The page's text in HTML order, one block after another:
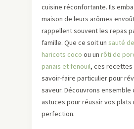
cuisine réconfortante. Ils
maison de leurs arômes
rappellent souvent les repas
famille. Que ce soit un sauté
haricots coco ou un rôti de
panais et fenouil, ces recettes
savoir-faire particulier pour
saveur. Découvrons ensemble
astuces pour réussir vos plats
perfection.